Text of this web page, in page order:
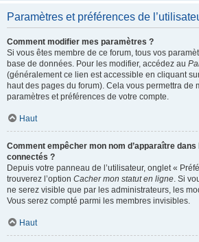
Paramètres et préférences de
Comment modifier mes paramètres ?
Si vous êtes membre de ce forum, tous vos
base de données. Pour les modifier, accédez au
(généralement ce lien est accessible en cliquant
haut des pages du forum). Cela vous permettra de
paramètres et préférences de votre compte.
Haut
Comment empêcher mon nom d’apparaître
connectés ?
Depuis votre panneau de l’utilisateur, onglet «
trouverez l’option Cacher mon statut en ligne. Si
ne serez visible que par les administrateurs, les
Vous serez compté parmi les membres invisibles.
Haut